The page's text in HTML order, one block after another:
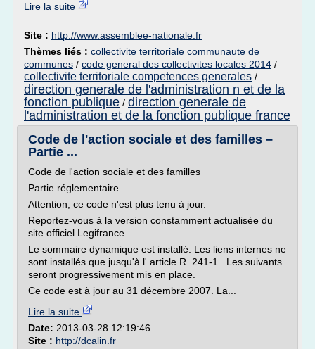
Lire la suite
Site : http://www.assemblee-nationale.fr
Thèmes liés : collectivite territoriale communaute de
communes / code general des collectivites locales 2014 /
collectivite territoriale competences generales /
direction generale de l'administration n et de la
fonction publique / direction generale de
l'administration et de la fonction publique france
Code de l'action sociale et des familles –
Partie ...
Code de l'action sociale et des familles
Partie réglementaire
Attention, ce code n'est plus tenu à jour.
Reportez-vous à la version constamment actualisée du
site officiel Legifrance .
Le sommaire dynamique est installé. Les liens internes ne
sont installés que jusqu'à l' article R. 241-1 . Les suivants
seront progressivement mis en place.
Ce code est à jour au 31 décembre 2007. La...
Lire la suite
Date: 2013-03-28 12:19:46
Site : http://dcalin.fr